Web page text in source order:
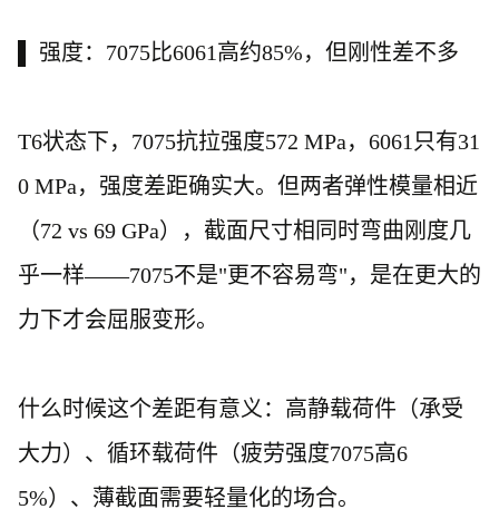
▌ 强度：7075比6061高约85%，但刚性差不多
T6状态下，7075抗拉强度572 MPa，6061只有31
0 MPa，强度差距确实大。但两者弹性模量相近
（72 vs 69 GPa），截面尺寸相同时弯曲刚度几
乎一样——7075不是"更不容易弯"，是在更大的
力下才会屈服变形。
什么时候这个差距有意义：高静载荷件（承受
大力）、循环载荷件（疲劳强度7075高6
5%）、薄截面需要轻量化的场合。